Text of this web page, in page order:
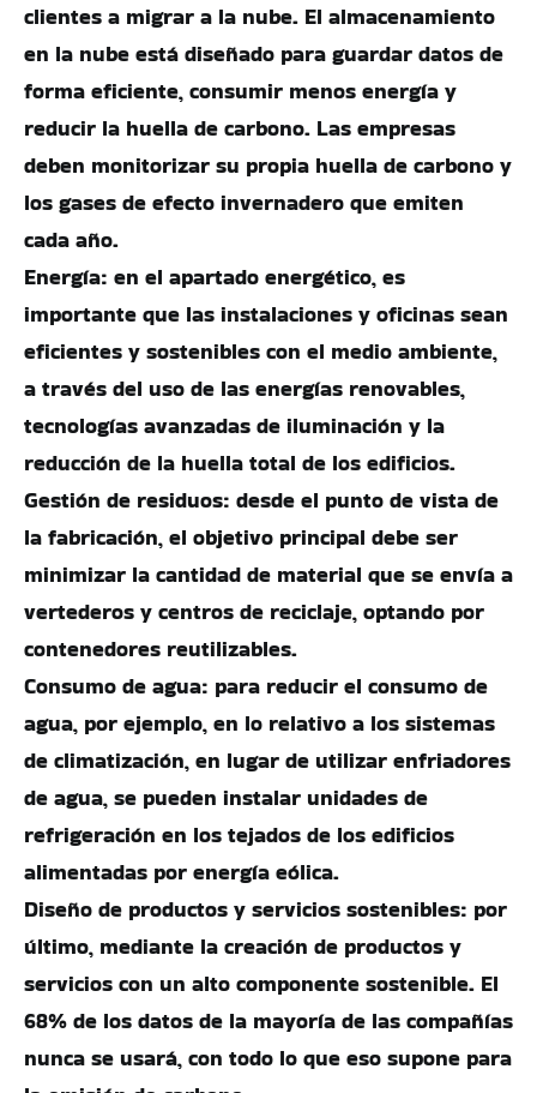
clientes a migrar a la nube. El almacenamiento
en la nube está diseñado para guardar datos de
forma eficiente, consumir menos energía y
reducir la huella de carbono. Las empresas
deben monitorizar su propia huella de carbono y
los gases de efecto invernadero que emiten
cada año.
Energía: en el apartado energético, es
importante que las instalaciones y oficinas sean
eficientes y sostenibles con el medio ambiente,
a través del uso de las energías renovables,
tecnologías avanzadas de iluminación y la
reducción de la huella total de los edificios.
Gestión de residuos: desde el punto de vista de
la fabricación, el objetivo principal debe ser
minimizar la cantidad de material que se envía a
vertederos y centros de reciclaje, optando por
contenedores reutilizables.
Consumo de agua: para reducir el consumo de
agua, por ejemplo, en lo relativo a los sistemas
de climatización, en lugar de utilizar enfriadores
de agua, se pueden instalar unidades de
refrigeración en los tejados de los edificios
alimentadas por energía eólica.
Diseño de productos y servicios sostenibles: por
último, mediante la creación de productos y
servicios con un alto componente sostenible. El
68% de los datos de la mayoría de las compañías
nunca se usará, con todo lo que eso supone para